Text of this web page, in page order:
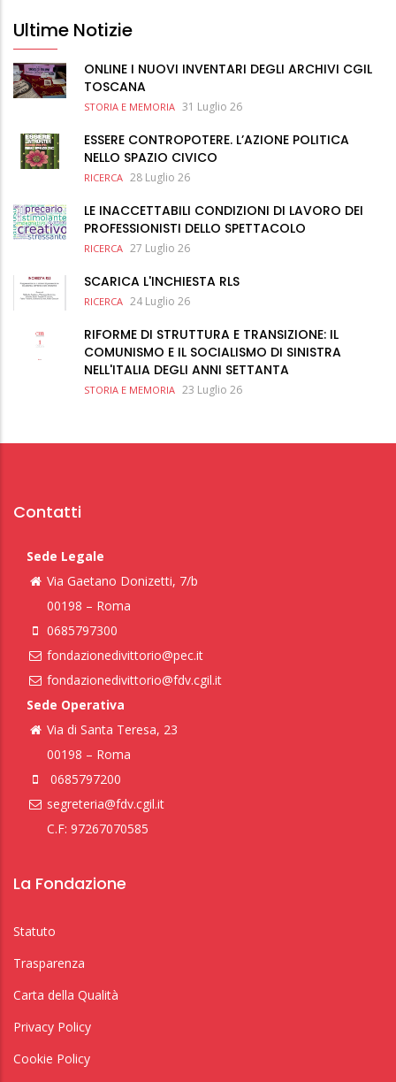
Ultime Notizie
ONLINE I NUOVI INVENTARI DEGLI ARCHIVI CGIL
TOSCANA
STORIA E MEMORIA 31 Luglio 26
ESSERE CONTROPOTERE. L’AZIONE POLITICA
NELLO SPAZIO CIVICO
RICERCA 28 Luglio 26
LE INACCETTABILI CONDIZIONI DI LAVORO DEI
PROFESSIONISTI DELLO SPETTACOLO
RICERCA 27 Luglio 26
SCARICA L'INCHIESTA RLS
RICERCA 24 Luglio 26
RIFORME DI STRUTTURA E TRANSIZIONE: IL
COMUNISMO E IL SOCIALISMO DI SINISTRA
NELL'ITALIA DEGLI ANNI SETTANTA
STORIA E MEMORIA 23 Luglio 26
Contatti
Sede Legale
Via Gaetano Donizetti, 7/b
00198 – Roma
0685797300
fondazionedivittorio@pec.it
fondazionedivittorio@fdv.cgil.it
Sede Operativa
Via di Santa Teresa, 23
00198 – Roma
0685797200
segreteria@fdv.cgil.it
C.F: 97267070585
La Fondazione
Statuto
Trasparenza
Carta della Qualità
Privacy Policy
Cookie Policy